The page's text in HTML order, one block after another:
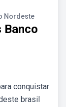
Nordeste
Banco
conquistar
brasil